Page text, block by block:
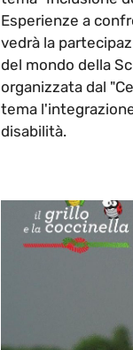
Esperienze a
vedrà la
del mondo della
organizzata dal
tema
disabilità.